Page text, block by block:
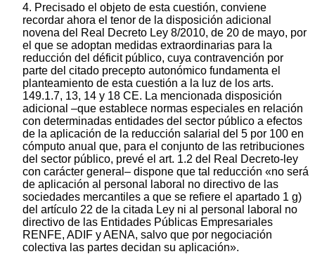
4. Precisado el objeto de esta cuestión, conviene
recordar ahora el tenor de la disposición adicional
novena del Real Decreto Ley 8/2010, de 20 de mayo, por
el que se adoptan medidas extraordinarias para la
reducción del déficit público, cuya contravención por
parte del citado precepto autonómico fundamenta el
planteamiento de esta cuestión a la luz de los arts.
149.1.7, 13, 14 y 18 CE. La mencionada disposición
adicional –que establece normas especiales en relación
con determinadas entidades del sector público a efectos
de la aplicación de la reducción salarial del 5 por 100 en
cómputo anual que, para el conjunto de las retribuciones
del sector público, prevé el art. 1.2 del Real Decreto-ley
con carácter general– dispone que tal reducción «no será
de aplicación al personal laboral no directivo de las
sociedades mercantiles a que se refiere el apartado 1 g)
del artículo 22 de la citada Ley ni al personal laboral no
directivo de las Entidades Públicas Empresariales
RENFE, ADIF y AENA, salvo que por negociación
colectiva las partes decidan su aplicación».